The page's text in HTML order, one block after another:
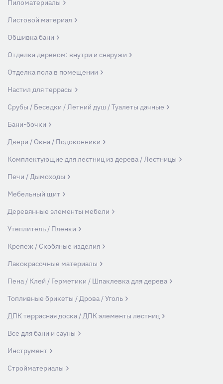
Пиломатериалы
Листовой материал
Обшивка бани
Отделка деревом: внутри и снаружи
Отделка пола в помещении
Настил для террасы
Срубы / Беседки / Летний душ / Туалеты дачные
Бани-бочки
Двери / Окна / Подоконники
Комплектующие для лестниц из дерева / Лестницы
Печи / Дымоходы
Мебельный щит
Деревянные элементы мебели
Утеплитель / Пленки
Крепеж / Скобяные изделия
Лакокрасочные материалы
Пена / Клей / Герметики / Шпаклевка для дерева
Топливные брикеты / Дрова / Уголь
ДПК террасная доска / ДПК элементы лестниц
Все для бани и сауны
Инструмент
Стройматериалы